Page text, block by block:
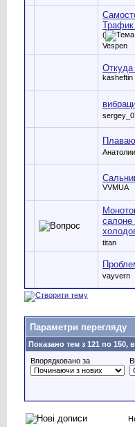
(
Vespen
kasheftin
Анатолии
VVMUA
салоне
titan
vayvern
Параметри перегляду
Показано тем з 121 по 150,
Впорядковано за